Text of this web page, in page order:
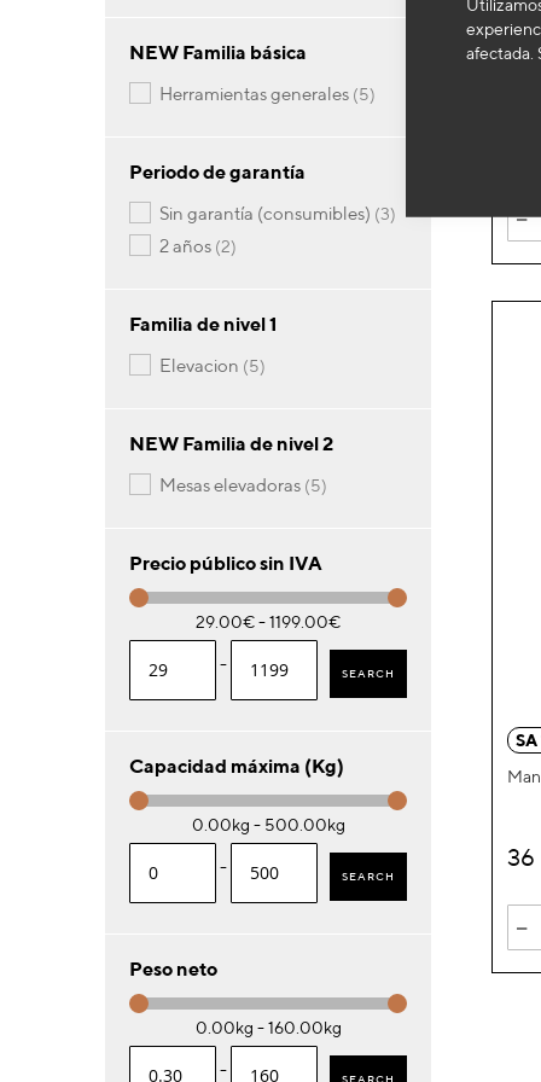
afectada.
-
SA
36
-
NEW Familia básica
herramientas generales 5artículos
Periodo de garantía
sin garantía (consumibles) 3artículos
2 años 2artículos
Familia de nivel 1
elevacion 5artículos
NEW Familia de nivel 2
mesas elevadoras 5artículos
Precio público sin IVA
29.00€ - 1199.00€
- SEARCH
Capacidad máxima (Kg)
0.00kg - 500.00kg
- SEARCH
Peso neto
0.00kg - 160.00kg
- SEARCH